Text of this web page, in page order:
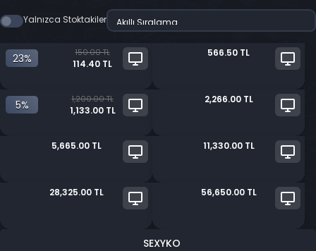
Yalnızca Stoktakiler
23% 150.00 TL
114.40 TL
566.50 TL
5% 1,200.00 TL
1,133.00 TL
2,266.00 TL
5,665.00 TL 11,330.00 TL
28,325.00 TL 56,650.00 TL
SEXYKO